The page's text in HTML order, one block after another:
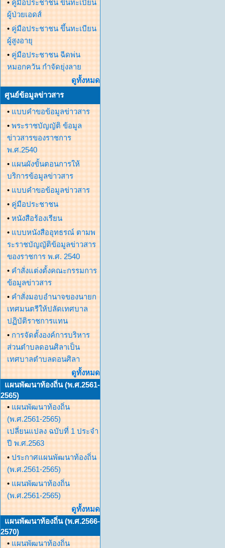
• คู่มือประชาชน ขึ้นทะเบียน
ผู้ป่วยเอดส์
• คู่มือประชาชน ขึ้นทะเบียน
ผู้สูงอายุ
• คู่มือประชาชน ฉีดพ่น
หมอกควัน กำจัดยุ่งลาย
ดูทั้งหมด
ศูนย์ข้อมูลข่าวสาร
• แบบคำขอข้อมูลข่าวสาร
• พระราชบัญญัติ ข้อมูล
ข่าวสารของราชการ
พ.ศ.2540
• แผนผังขั้นตอนการให้
บริการข้อมูลข่าวสาร
• แบบคำขอข้อมูลข่าวสาร
• คู่มือประชาชน
• หนังสือร้องเรียน
• แบบหนังสืออุทธรณ์ ตามพ
ระราชบัญญัติข้อมูลข่าวสาร
ของราชการ พ.ศ. 2540
• คำสั่งแต่งตั้งคณะกรรมการ
ข้อมูลข่าวสาร
• คำสั่งมอบอำนาจของนายก
เทศมนตรีให้ปลัดเทศบาล
ปฏิบัติราชการแทน
• การจัดตั้งองค์การบริหาร
ส่วนตำบลดอนศิลาเป็น
เทศบาลตำบลดอนศิลา
ดูทั้งหมด
แผนพัฒนาท้องถิ่น (พ.ศ.2561-
2565)
• แผนพัฒนาท้องถิ่น
(พ.ศ.2561-2565)
เปลี่ยนแปลง ฉบับที่ 1 ประจำ
ปี พ.ศ.2563
• ประกาศแผนพัฒนาท้องถิ่น
(พ.ศ.2561-2565)
• แผนพัฒนาท้องถิ่น
(พ.ศ.2561-2565)
ดูทั้งหมด
แผนพัฒนาท้องถิ่น (พ.ศ.2566-
2570)
• แผนพัฒนาท้องถิ่น